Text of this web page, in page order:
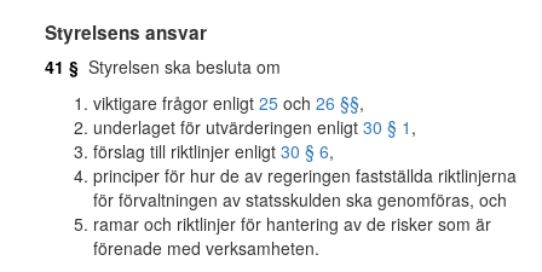
Styrelsens ansvar
41 § Styrelsen ska besluta om
viktigare frågor enligt 25 och 26 §§,
underlaget för utvärderingen enligt 30 § 1 ,
förslag till riktlinjer enligt 30 § 6,
principer för hur de av regeringen fastställda riktlinjerna
för förvaltningen av statsskulden ska genomföras, och
ramar och riktlinjer för hantering av de risker som är
förenade med verksamheten.